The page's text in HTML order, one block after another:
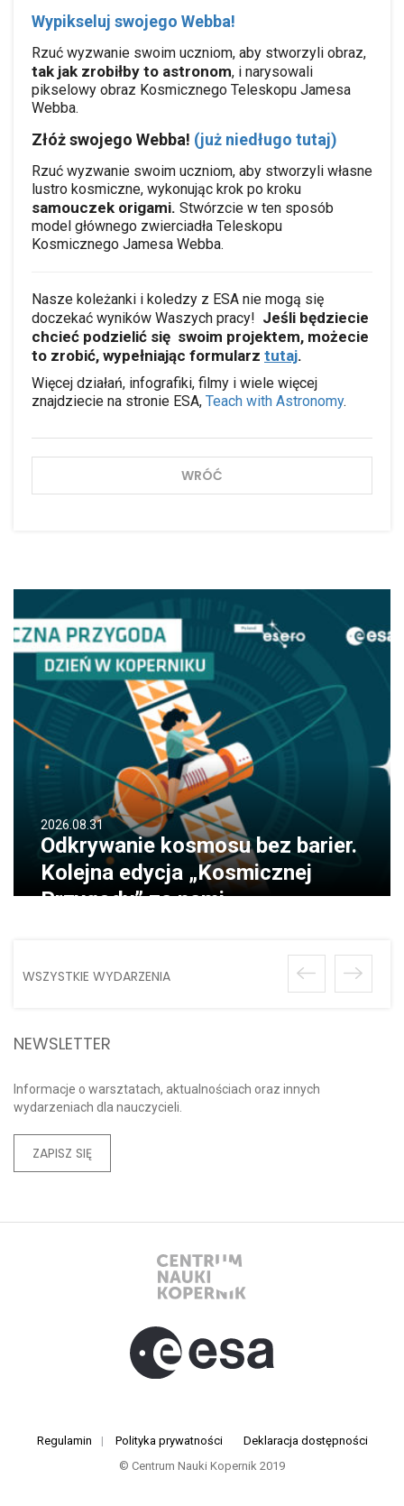
2026.08.31
Odkrywanie kosmosu bez barier.
Kolejna edycja „Kosmicznej
Przygody” za nami
WSZYSTKIE WYDARZENIA
NEWSLETTER
Informacje o warsztatach, aktualnościach oraz innych
wydarzeniach dla nauczycieli.
ZAPISZ SIĘ
Wypikseluj swojego Webba!
Rzuć wyzwanie swoim uczniom, aby stworzyli obraz,
tak jak zrobiłby to astronom, i narysowali
pikselowy obraz Kosmicznego Teleskopu Jamesa
Webba.
Złóż swojego Webba! (już niedługo tutaj)
Rzuć wyzwanie swoim uczniom, aby stworzyli własne
lustro kosmiczne, wykonując krok po kroku
samouczek origami. Stwórzcie w ten sposób
model głównego zwierciadła Teleskopu
Kosmicznego Jamesa Webba.
Nasze koleżanki i koledzy z ESA nie mogą się
doczekać wyników Waszych pracy! Jeśli będziecie
chcieć podzielić się swoim projektem, możecie
to zrobić, wypełniając formularz tutaj.
Więcej działań, infografiki, filmy i wiele więcej
znajdziecie na stronie ESA, Teach with Astronomy.
WRÓĆ
Regulamin | Polityka prywatności
Deklaracja dostępności
© Centrum Nauki Kopernik 2019